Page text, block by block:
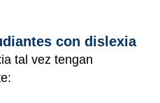
con dislexia
tal vez tengan